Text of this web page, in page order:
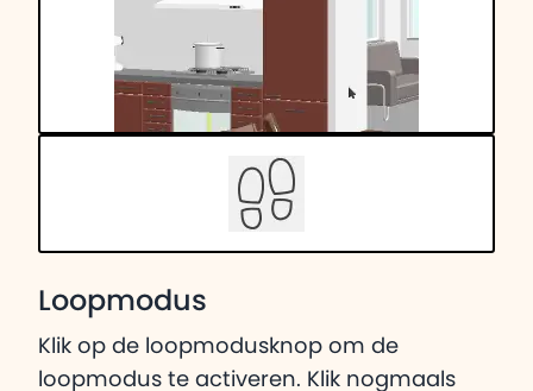
Loopmodus
Klik op de loopmodusknop om de
loopmodus te activeren. Klik nogmaals